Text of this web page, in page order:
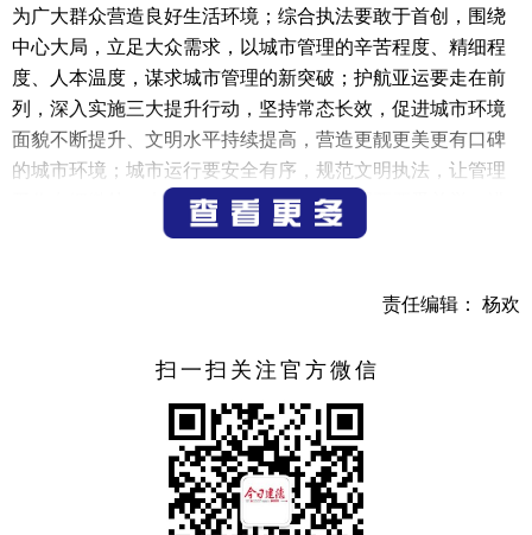
为广大群众营造良好生活环境；综合执法要敢于首创，围绕
中心大局，立足大众需求，以城市管理的辛苦程度、精细程
度、人本温度，谋求城市管理的新突破；护航亚运要走在前
列，深入实施三大提升行动，坚持常态长效，促进城市环境
面貌不断提升、文明水平持续提高，营造更靓更美更有口碑
的城市环境；城市运行要安全有序，规范文明执法，让管理
工作在细微处、末端处落细落实；队伍管理要严爱并举，进
一步加强政治建设、业务建设、文明建设和廉洁建设，以更
推动“大综合一体化”行政执法改革取得新成绩、再上新台
富永伟对市应急管理局的工作成效给予肯定并强调，应
急管理工作事关全市发展大局和人民群众生命财产安全，责
任重大，思想上务必高度重视，一刻都不能放松。要坚持强
化忧患意识，立足“早”字做文章，全面摸清底数，确保隐患
早发现、早处置，有效防范各类事故发生；要坚持树立问题
导向，立足“改”字做文章，确保新的隐患一抓到底、存量问
责任编辑： 杨欢
扫一扫关注官方微信